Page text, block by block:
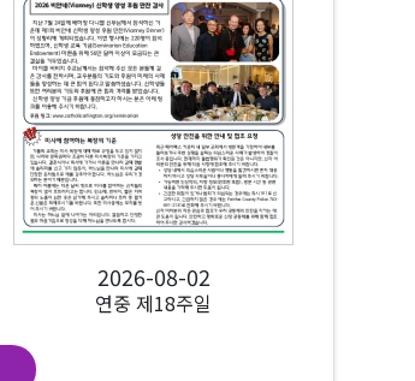
2026-08-02
연중 제18주일